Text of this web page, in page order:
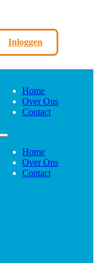
Inloggen
Home
Over Ons
Contact
Home
Over Ons
Contact